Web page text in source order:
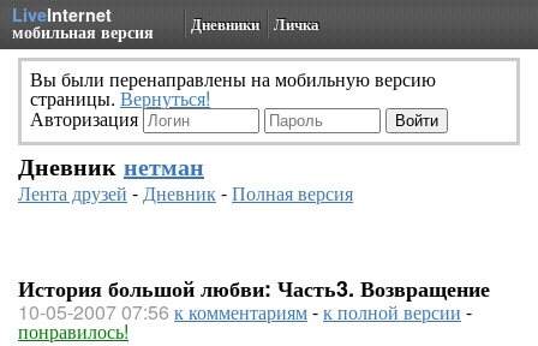
LiveInternet
мобильная версия Дневники Личка
Вы были перенаправлены на мобильную версию
страницы. Вернуться!
Авторизация
Дневник нетман
Лента друзей -Дневник-Полная версия
История большой любви: Часть3. Возвращение
10-05-2007 07:56 к комментариям-к полной версии -
понравилось!